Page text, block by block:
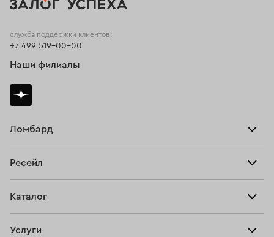
Ломбард
Тарифы
Ресейл
Купить
Каталог
Услуги
служба поддержки клиентов:
+7 499 519-00-00
Наши филиалы